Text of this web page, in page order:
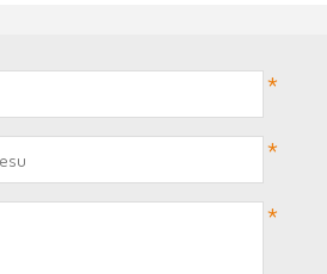
*
*
*